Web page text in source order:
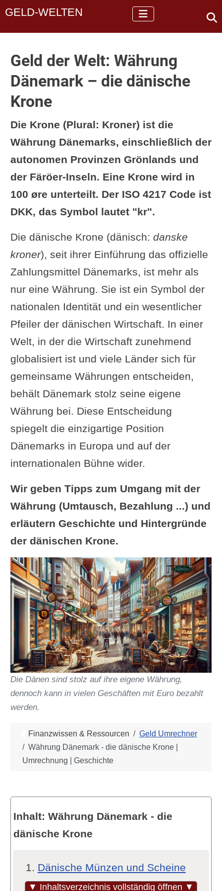
GELD-WELTEN
Geld der Welt: Währung
Dänemark – die dänische
Krone
Die Krone (Plural: Kroner) ist die
Währung Dänemarks, einschließlich der
autonomen Provinzen Grönlands und
der Färöer-Inseln. Eine Krone wird in
100 øre unterteilt. Der ISO 4217 Code ist
DKK, das Symbol lautet "kr".
Die dänische Krone (dänisch: danske
kroner), seit ihrer Einführung das offizielle
Zahlungsmittel Dänemarks, ist mehr als
nur eine Währung. Sie ist ein Symbol der
nationalen Identität und ein wesentlicher
Pfeiler der dänischen Wirtschaft. In einer
Welt, in der die Wirtschaft zunehmend
globalisiert ist und viele Länder sich für
gemeinsame Währungen entscheiden,
behält Dänemark stolz seine eigene
Währung bei. Diese Entscheidung
spiegelt die einzigartige Position
Dänemarks in Europa und auf der
internationalen Bühne wider.
Wir geben Tipps zum Umgang mit der
Währung (Umtausch, Bezahlung ...) und
erläutern Geschichte und Hintergründe
der dänischen Krone.
Die Dänen sind stolz auf ihre eigene Währung,
dennoch kann in vielen Geschäften mit Euro bezahlt
werden.
Finanzwissen & Ressourcen
Geld Umrechner
Währung Dänemark - die dänische Krone |
Umrechnung | Geschichte
▼ Inhaltsverzeichnis vollständig öffnen ▼
Inhalt: Währung Dänemark - die
dänische Krone
Dänische Münzen und Scheine
Tipps zum Abheben von Geld in